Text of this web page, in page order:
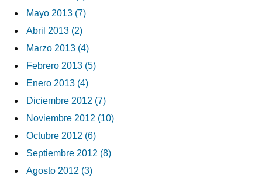
Mayo 2013 (7)
Abril 2013 (2)
Marzo 2013 (4)
Febrero 2013 (5)
Enero 2013 (4)
Diciembre 2012 (7)
Noviembre 2012 (10)
Octubre 2012 (6)
Septiembre 2012 (8)
Agosto 2012 (3)